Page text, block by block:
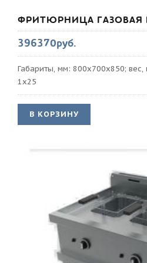
ФРИТЮРНИЦА ГАЗОВАЯ
396370руб.
Габариты, мм: 800x700x850; вес,
1x25
В КОРЗИНУ